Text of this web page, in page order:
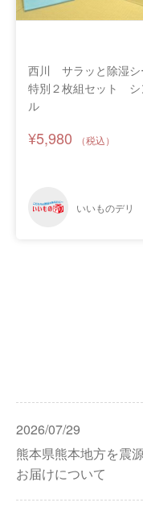
西川 サラッと除湿シ
特別２枚組セット シ
ル
¥5,980
2026/07/29
熊本県熊本地方を震
お届けについて